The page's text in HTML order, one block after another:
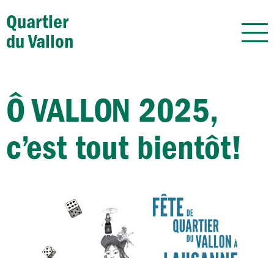
Quartier
du Vallon
Ô VALLON 2025,
c’est tout bientôt!